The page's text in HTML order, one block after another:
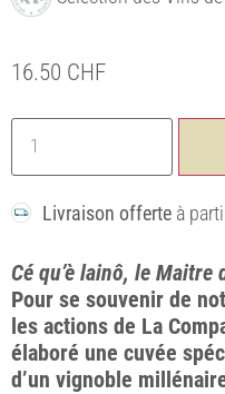
16.50 CHF
Livraison offerteà
Cé qu’è lainô, le Maitre
Pour se souvenir de
les actions de La
élaboré une cuvée
d’un vignoble